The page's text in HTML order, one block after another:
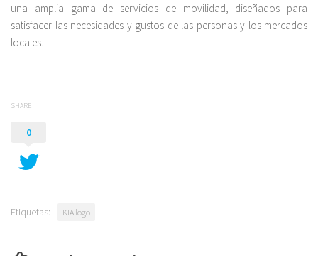
una amplia gama de servicios de movilidad, diseñados para
satisfacer las necesidades y gustos de las personas y los mercados
locales.
SHARE
0
Etiquetas: KIA logo